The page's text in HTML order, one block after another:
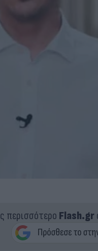
περισσότερο Flash.gr